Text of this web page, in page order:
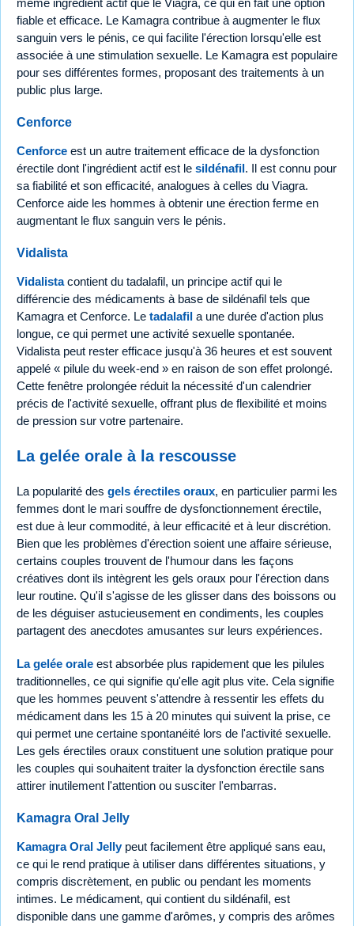
fiable et efficace. Le Kamagra contribue à augmenter le flux
sanguin vers le pénis, ce qui facilite l'érection lorsqu'elle est
associée à une stimulation sexuelle. Le Kamagra est populaire
pour ses différentes formes, proposant des traitements à un
public plus large.
Cenforce
Cenforce est un autre traitement efficace de la dysfonction
érectile dont l'ingrédient actif est le sildénafil. Il est connu pour
sa fiabilité et son efficacité, analogues à celles du Viagra.
Cenforce aide les hommes à obtenir une érection ferme en
augmentant le flux sanguin vers le pénis.
Vidalista
Vidalistacontient du tadalafil, un principe actif qui le
différencie des médicaments à base de sildénafil tels que
Kamagra et Cenforce. Le tadalafil a une durée d'action plus
longue, ce qui permet une activité sexuelle spontanée.
Vidalista peut rester efficace jusqu'à 36 heures et est souvent
appelé « pilule du week-end » en raison de son effet prolongé.
Cette fenêtre prolongée réduit la nécessité d'un calendrier
précis de l'activité sexuelle, offrant plus de flexibilité et moins
de pression sur votre partenaire.
La gelée orale à la rescousse
La popularité des gels érectiles oraux, en particulier parmi les
femmes dont le mari souffre de dysfonctionnement érectile,
est due à leur commodité, à leur efficacité et à leur discrétion.
Bien que les problèmes d'érection soient une affaire sérieuse,
certains couples trouvent de l'humour dans les façons
créatives dont ils intègrent les gels oraux pour l'érection dans
leur routine. Qu'il s'agisse de les glisser dans des boissons ou
de les déguiser astucieusement en condiments, les couples
partagent des anecdotes amusantes sur leurs expériences.
La gelée orale est absorbée plus rapidement que les pilules
traditionnelles, ce qui signifie qu'elle agit plus vite. Cela signifie
que les hommes peuvent s'attendre à ressentir les effets du
médicament dans les 15 à 20 minutes qui suivent la prise, ce
qui permet une certaine spontanéité lors de l'activité sexuelle.
Les gels érectiles oraux constituent une solution pratique pour
les couples qui souhaitent traiter la dysfonction érectile sans
attirer inutilement l'attention ou susciter l'embarras.
Kamagra Oral Jelly
Kamagra Oral Jellypeut facilement être appliqué sans eau,
ce qui le rend pratique à utiliser dans différentes situations, y
compris discrètement, en public ou pendant les moments
intimes. Le médicament, qui contient du sildénafil, est
disponible dans une gamme d'arômes, y compris des arômes